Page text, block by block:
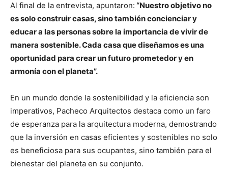
Al final de la entrevista, apuntaron: “Nuestro objetivo no
es solo construir casas, sino también concienciar y
educar a las personas sobre la importancia de vivir de
manera sostenible. Cada casa que diseñamos es una
oportunidad para crear un futuro prometedor y en
armonía con el planeta”.
En un mundo donde la sostenibilidad y la eficiencia son
imperativos, Pacheco Arquitectos destaca como un faro
de esperanza para la arquitectura moderna, demostrando
que la inversión en casas eficientes y sostenibles no solo
es beneficiosa para sus ocupantes, sino también para el
bienestar del planeta en su conjunto.